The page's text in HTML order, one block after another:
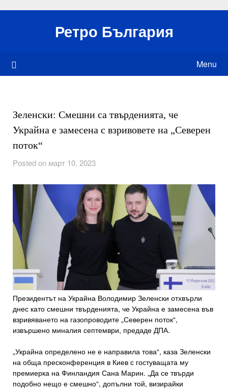
Ретро България
Menu
Зеленски: Смешни са твърденията, че
Украйна е замесена с взривовете на „Северен
поток“
Posted on март 10, 2023
Президентът на Украйна Володимир Зеленски отхвърли
днес като смешни твърденията, че Украйна е замесена във
взривяването на газопроводите „Северен поток“,
извършено миналия септември, предаде ДПА.
„Украйна определено не е направила това“, каза Зеленски
на обща пресконференция в Киев с гостуващата му
премиерка на Финландия Сана Марин. „Да се твърди
подобно нещо е смешно“, допълни той, визирайки